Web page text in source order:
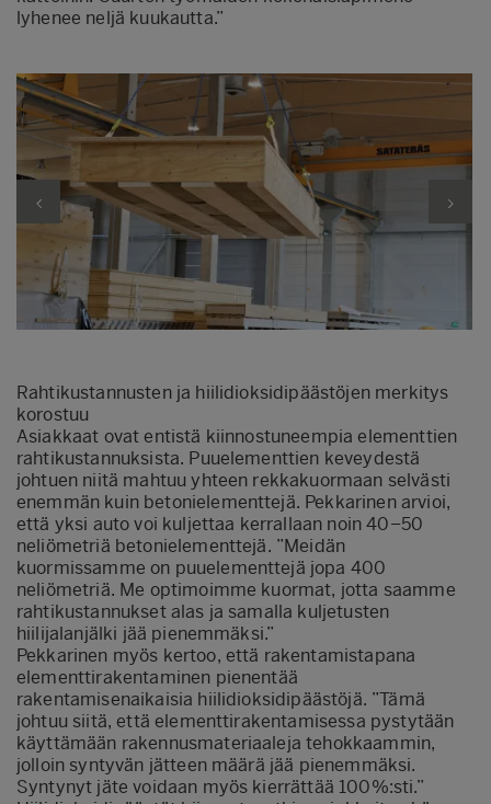
lyhenee neljä kuukautta.”
Rahtikustannusten ja hiilidioksidipäästöjen merkitys
korostuu
Asiakkaat ovat entistä kiinnostuneempia elementtien
rahtikustannuksista. Puuelementtien keveydestä
johtuen niitä mahtuu yhteen rekkakuormaan selvästi
enemmän kuin betonielementtejä. Pekkarinen arvioi,
että yksi auto voi kuljettaa kerrallaan noin 40–50
neliömetriä betonielementtejä. ”Meidän
kuormissamme on puuelementtejä jopa 400
neliömetriä. Me optimoimme kuormat, jotta saamme
rahtikustannukset alas ja samalla kuljetusten
hiilijalanjälki jää pienemmäksi.”
Pekkarinen myös kertoo, että rakentamistapana
elementtirakentaminen pienentää
rakentamisenaikaisia hiilidioksidipäästöjä. ”Tämä
johtuu siitä, että elementtirakentamisessa pystytään
käyttämään rakennusmateriaaleja tehokkaammin,
jolloin syntyvän jätteen määrä jää pienemmäksi.
Syntynyt jäte voidaan myös kierrättää 100%:sti.”